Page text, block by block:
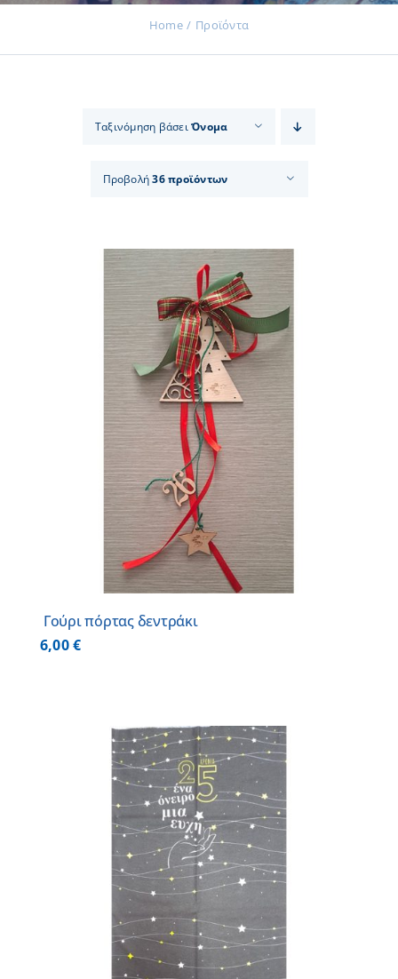
Επικοινωνία
Home Προϊόντα
Ταξινόμηση βάσειΌνομα
Προβολή36 προϊόντων
Γούρι πόρτας δεντράκι
6,00€